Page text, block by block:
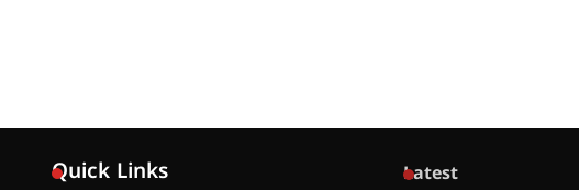
Quick Links Latest